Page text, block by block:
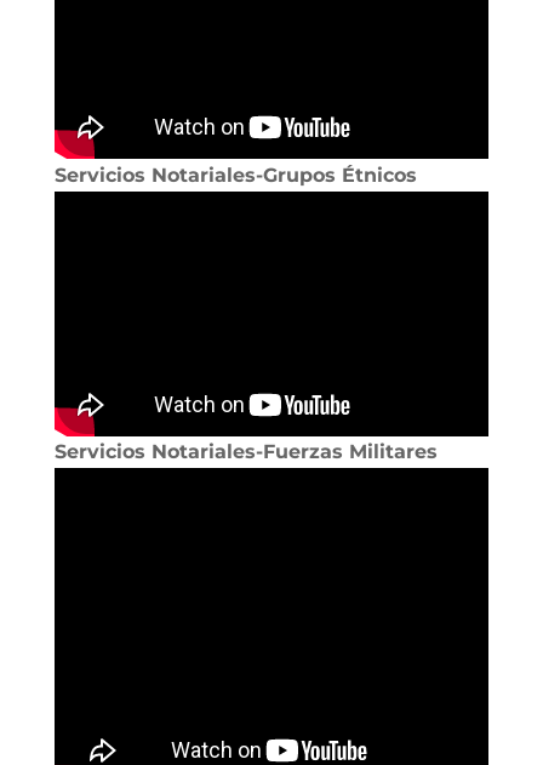
Servicios Notariales-Grupos Étnicos
Servicios Notariales-Fuerzas Militares